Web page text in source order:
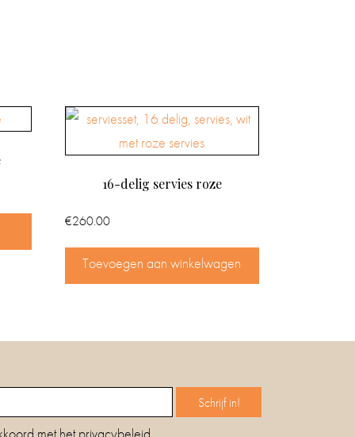
16-delig servies roze
€260.00
Toevoegen aan winkelwagen